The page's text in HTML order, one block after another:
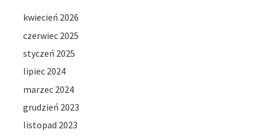
kwiecień 2026
czerwiec 2025
styczeń 2025
lipiec 2024
marzec 2024
grudzień 2023
listopad 2023